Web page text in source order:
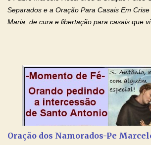
Separados e a Oração Para Casais Em
Maria, de cura e libertação para casais que
no programa de rádio Momento de Fé, pela
relacionamentos. Seu relacionamento está
sofrendo? Então ouça o Momento de Fé e
de orações abençoadas, d eixe o Amor
restaurar você e seu relacionamento.
Oração Pelos Casais Que Estão Separados
separados, devido ao envolvimento de outras
Oração dos Namorados-Pe